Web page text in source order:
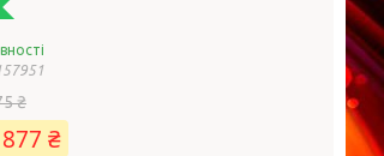
₴
₴